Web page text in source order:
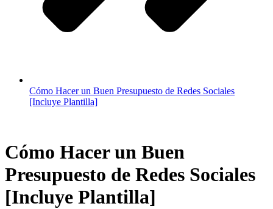
Cómo Hacer un Buen Presupuesto de Redes Sociales
[Incluye Plantilla]
Cómo Hacer un Buen
Presupuesto de Redes Sociales
[Incluye Plantilla]